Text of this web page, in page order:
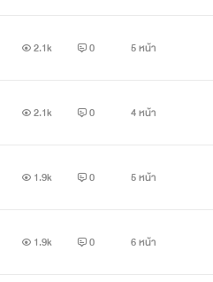
2.1k 0 5 หน้า
2.1k 0 4 หน้า
1.9k 0 5 หน้า
1.9k 0 6 หน้า